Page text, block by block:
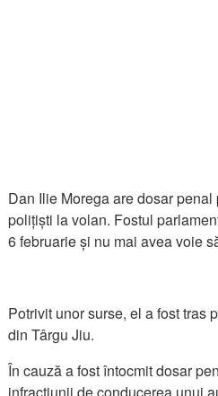
Dan Ilie Morega are dosar
polițiști la volan. Fostul
6 februarie și nu mai avea voie
Potrivit unor surse, el a fost tras
din Târgu Jiu.
În cauză a fost întocmit dosar
infracțiunii de conducerea unui